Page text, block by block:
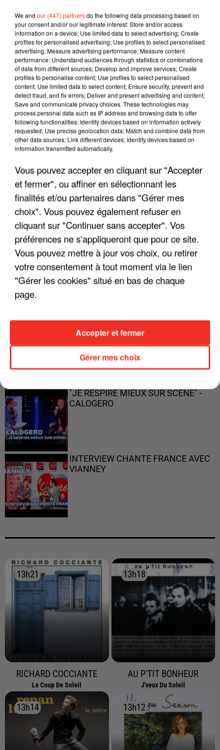
LES INTERVIEWS CHANTE
FRANCE
"JE SUIS À DISPOSITION DES
ENFOIRÉS"
"ON A TOUS LE TRAC"
"ON N'EST PAS DES PARENTS
PARFAITS"
"JE RESPIRE MIEUX SUR SCÈNE" -
CALOGERO
INTERVIEW CHANTE FRANCE AVEC
VIANNEY
13h21
13h21
RICHARD COCCIANTE
Le Coup De Soleil
13h18
13h18
AU P'TIT BONHEUR
J'veux Du Soleil
13h14
13h14 13h12
13h12
We and our (447) partnersdo the following data processing based on
your consent and/or our legitimate interest: Store and/or access
information on a device; Use limited data to select advertising; Create
profiles for personalised advertising; Use profiles to select personalised
advertising; Measure advertising performance; Measure content
performance; Understand audiences through statistics or combinations
of data from different sources; Develop and improve services; Create
profiles to personalise content; Use profiles to select personalised
content; Use limited data to select content; Ensure security, prevent and
detect fraud, and fix errors; Deliver and present advertising and content;
Save and communicate privacy choices. These technologies may
process personal data such as IP address and browsing data to offer
following functionalities: Identify devices based on information actively
requested; Use precise geolocation data; Match and combine data from
other data sources; Link different devices; Identify devices based on
information transmitted automatically.
Vous pouvez accepter en cliquant sur "Accepter
et fermer", ou affiner en sélectionnant les
finalités et/ou partenaires dans "Gérer mes
choix". Vous pouvez également refuser en
cliquant sur "Continuer sans accepter". Vos
préférences ne s'appliqueront que pour ce site.
Vous pouvez mettre à jour vos choix, ou retirer
votre consentement à tout moment via le lien
"Gérer les cookies" situé en bas de chaque
page.
Gérer mes choix
Accepter et fermer